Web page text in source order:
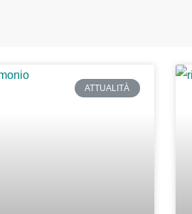
ATTUALITÀ